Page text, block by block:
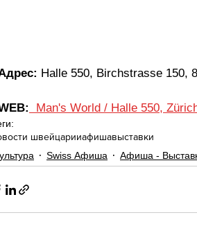
Halle 550, Birchstrasse 150,
Man's World / Halle 550,
швейцарииафишавыставки
Swiss Афиша Афиша -